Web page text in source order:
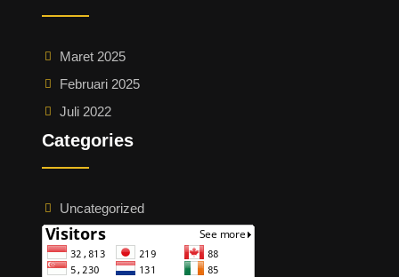
Maret 2025
Februari 2025
Juli 2022
Categories
Uncategorized